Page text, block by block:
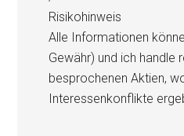
Risikohinweis
Alle Informationen
Gewähr) und ich handle
besprochenen Aktien,
Interessenkonflikte